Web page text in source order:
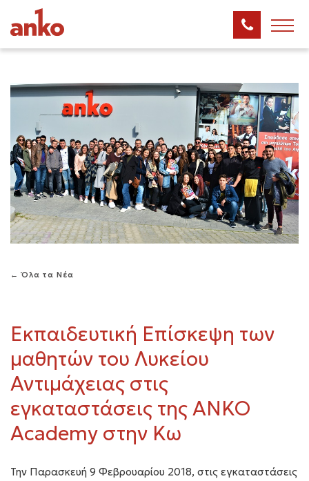
← Όλα τα Νέα
Εκπαιδευτική Επίσκεψη των
μαθητών του Λυκείου
Αντιμάχειας στις
εγκαταστάσεις της ANKO
Academy στην Κω
Την Παρασκευή 9 Φεβρουαρίου 2018, στις εγκαταστάσεις